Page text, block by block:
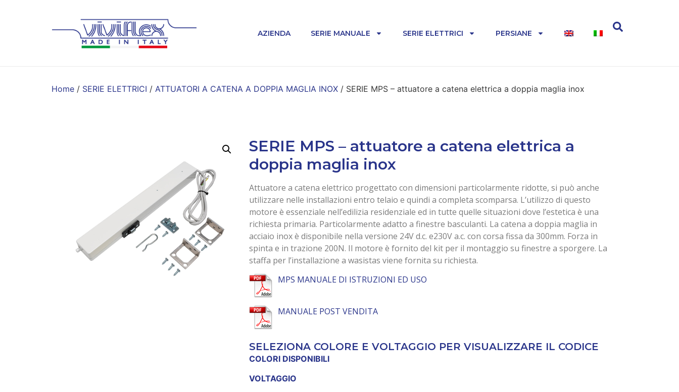
AZIENDA SERIE MANUALE SERIE ELETTRICI PERSIANE
Home / SERIE ELETTRICI / ATTUATORI A CATENA A DOPPIA MAGLIA INOX / SERIE MPS – attuatore a catena elettrica a doppia maglia inox
SERIE MPS – attuatore a catena elettrica a
doppia maglia inox
Attuatore a catena elettrico progettato con dimensioni particolarmente ridotte, si può anche
utilizzare nelle installazioni entro telaio e quindi a completa scomparsa. L’utilizzo di questo
motore è essenziale nell’edilizia residenziale ed in tutte quelle situazioni dove l’estetica è una
richiesta primaria. Particolarmente adatto a finestre basculanti. La catena a doppia maglia in
acciaio inox è disponibile nella versione 24V d.c. e230V a.c. con corsa fissa da 300mm. Forza in
spinta e in trazione 200N. Il motore è fornito del kit per il montaggio su finestre a sporgere. La
staffa per l’installazione a wasistas viene fornita su richiesta.
MPS MANUALE DI ISTRUZIONI ED USO
MANUALE POST VENDITA
SELEZIONA COLORE E VOLTAGGIO PER VISUALIZZARE IL CODICE
COLORI DISPONIBILI
VOLTAGGIO